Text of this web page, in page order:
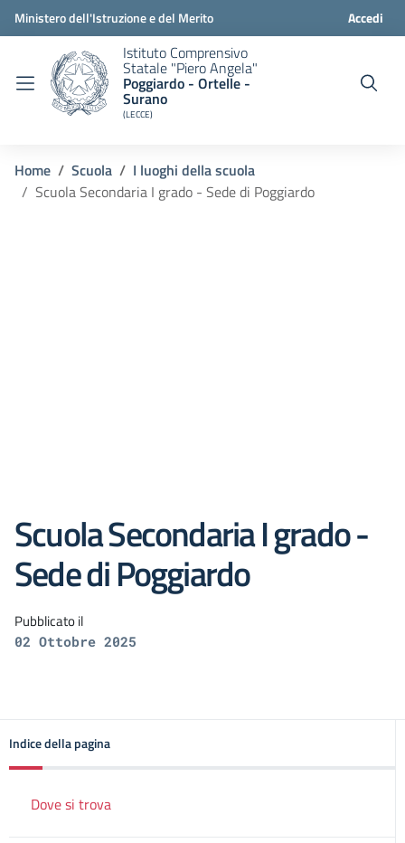
Ministero dell'Istruzione e del Merito Accedi
Istituto Comprensivo
Statale "Piero Angela"
Poggiardo - Ortelle -
Surano
(LECCE)
Home Scuola
I luoghi della scuola
Scuola Secondaria I grado - Sede di Poggiardo
Scuola Secondaria I grado -
Sede di Poggiardo
Pubblicato il
02 Ottobre 2025
Indice della pagina
Dove si trova